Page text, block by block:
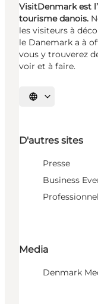
VisitDenmark est
tourisme danois.
les visiteurs à
le Danemark a à
vous y trouverez
voir et à faire.
Choisissez la langue
D'autres sites
Presse
Business
Media
Denmark